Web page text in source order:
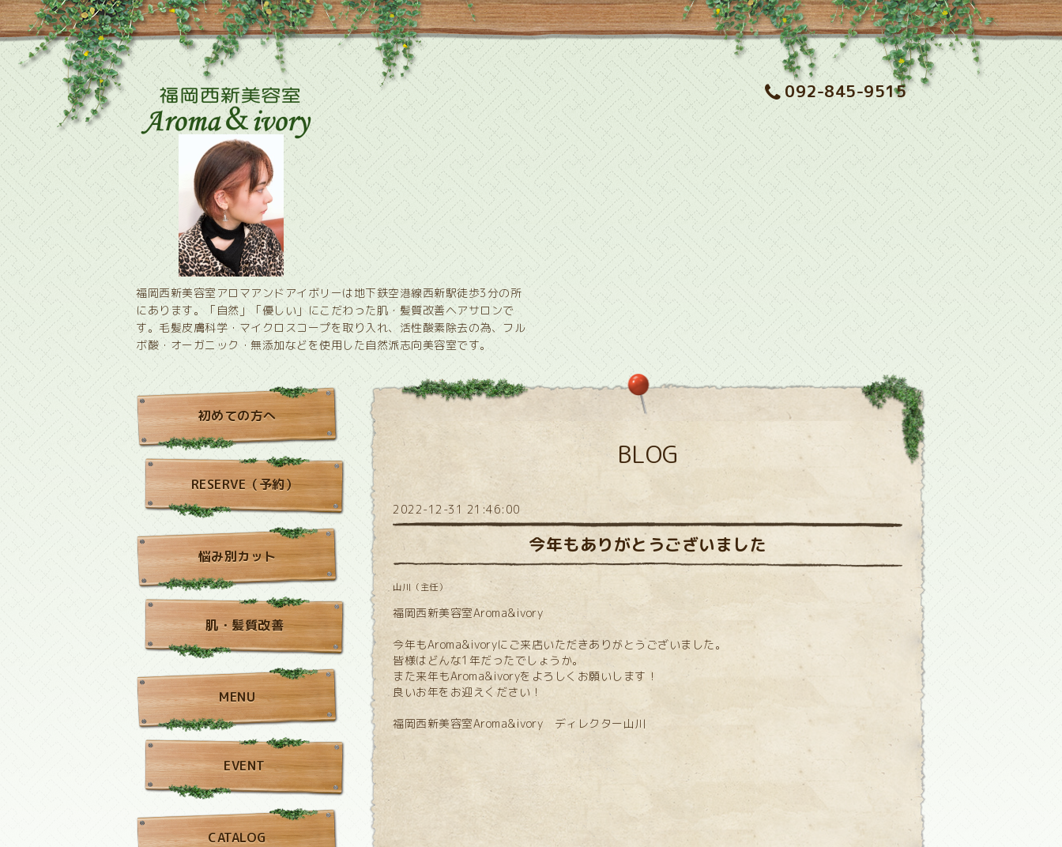
092-845-9515
福岡西新美容室アロマアンドアイボリーは地下鉄空港線西新駅徒歩3分の所
にあります。「自然」「優しい」にこだわった肌・髪質改善ヘアサロンで
す。毛髪皮膚科学・マイクロスコープを取り入れ、活性酸素除去の為、フル
ボ酸・オーガニック・無添加などを使用した自然派志向美容室です。
BLOG
2022-12-31 21:46:00
今年もありがとうございました
山川（主任）
福岡西新美容室Aroma&ivory
今年もAroma&ivoryにご来店いただきありがとうございました。
皆様はどんな1年だったでしょうか。
また来年もAroma&ivoryをよろしくお願いします！
良いお年をお迎えください！
福岡西新美容室Aroma&ivory ディレクター山川
初めての方へ
RESERVE（予約）
悩み別カット
肌・髪質改善
MENU
EVENT
CATALOG